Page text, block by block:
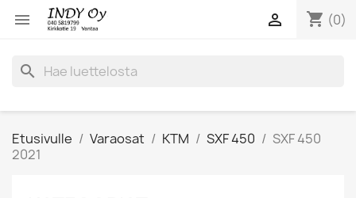
 shopping_cart (0)

search
Etusivulle Varaosat KTM SXF 450
SXF 450
2021